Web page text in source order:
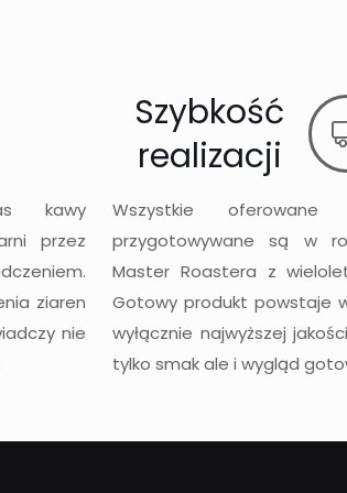
kawy
przez
ziaren
nie
Szybkość
realizacji
Wszystkie
przygotowywane są w
Master Roastera z
Gotowy produkt powstaje
wyłącznie najwyższej
tylko smak ale i wygląd